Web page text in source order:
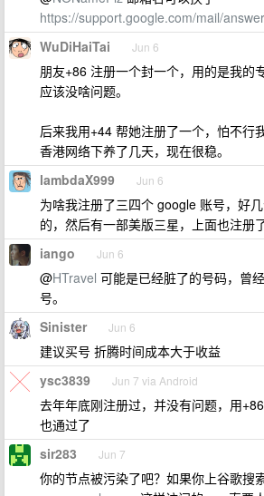
https://support.google.com/mail/
WuDiHaiTai Jun 6
朋友+86 注册一个封一个，用的是我的
应该没啥问题。
后来我用+44 帮她注册了一个，怕不行
香港网络下养了几天，现在很稳。
lambdaX999 Jun 6
为啥我注册了三四个 google 账号，好
的，然后有一部美版三星，上面也注册
iango Jun 6
@HTravel 可能是已经脏了的号码，曾
号。
Sinister Jun 6
建议买号 折腾时间成本大于收益
ysc3839 Jun 7 via Android
去年年底刚注册过，并没有问题，用
也通过了
sir283 Jun 7
你的节点被污染了吧？如果你上谷歌搜